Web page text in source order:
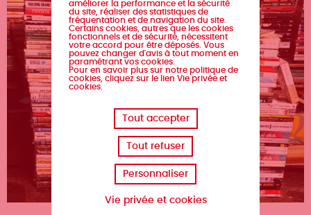
améliorer la performance et la sécurité
du site, réaliser des statistiques de
fréquentation et de navigation du site.
Certains cookies, autres que les cookies
fonctionnels et de sécurité, nécessitent
votre accord pour être déposés. Vous
pouvez changer d'avis à tout moment en
paramétrant vos cookies.
Pour en savoir plus sur notre politique de
cookies, cliquez sur le lien Vie privée et
cookies.
Tout accepter
Tout refuser
Personnaliser
Vie privée et cookies